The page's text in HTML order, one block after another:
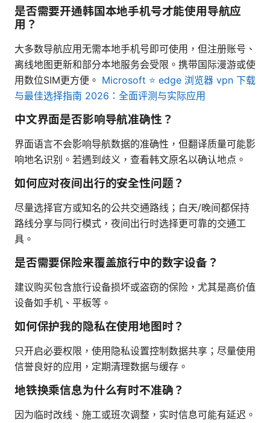
是否需要开通韩国本地手机号才能使用导航应
用？
大多数导航应用无需本地手机号即可使用，但注册账号、
离线地图更新和部分本地服务会受限。携带国际漫游或使
用数位SIM更方便。 Microsoft ⭐ edge 浏览器 vpn 下载
与最佳选择指南 2026：全面评测与实际应用
中文界面是否影响导航准确性？
界面语言不会影响导航数据的准确性，但翻译质量可能影
响地名识别。若遇到歧义，查看韩文原名以确认地点。
如何应对夜间出行的安全性问题？
尽量选择官方或知名的公共交通路线；白天/晚间都保持
路线分享与同行模式，夜间出行时选择更可靠的交通工
具。
是否需要保险来覆盖旅行中的数字设备？
建议购买包含旅行设备损坏或盗窃的保险，尤其是高价值
设备如手机、平板等。
如何保护我的隐私在使用地图时？
只开启必要权限，使用隐私设置控制数据共享；尽量使用
信誉良好的应用，定期清理数据与缓存。
地铁换乘信息为什么有时不准确？
因为临时改线、施工或班次调整，实时信息可能有延迟。